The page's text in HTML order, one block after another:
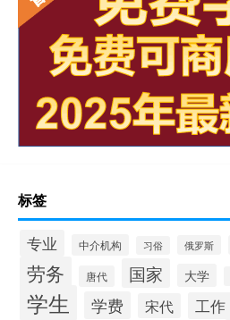
标签
专业 中介机构 习俗 俄罗斯
劳务 唐代 国家 大学
学生 学费 宋代 工作